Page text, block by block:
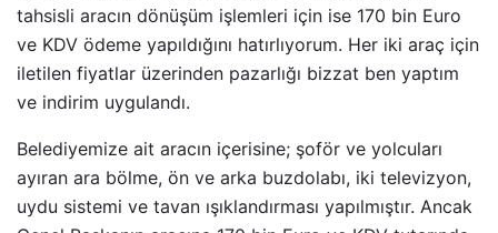
tahsisli aracın dönüşüm işlemleri için ise 170 bin Euro
ve KDV ödeme yapıldığını hatırlıyorum. Her iki araç için
iletilen fiyatlar üzerinden pazarlığı bizzat ben yaptım
ve indirim uygulandı.
Belediyemize ait aracın içerisine; şoför ve yolcuları
ayıran ara bölme, ön ve arka buzdolabı, iki televizyon,
uydu sistemi ve tavan ışıklandırması yapılmıştır. Ancak